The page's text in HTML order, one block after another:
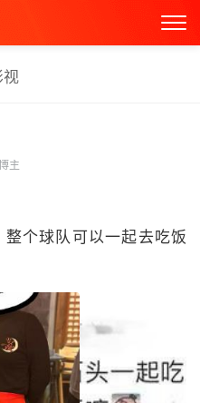
视
主
个球队可以一起去吃饭